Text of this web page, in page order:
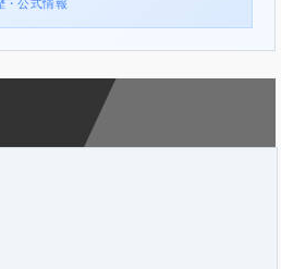
・公式情報